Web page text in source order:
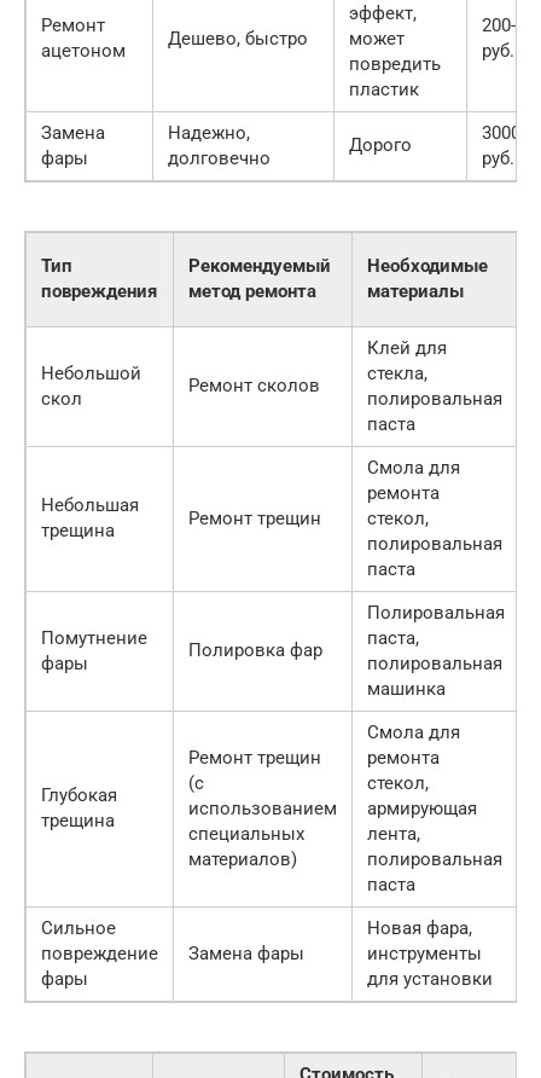
Ремонт
ацетоном
Дешево, быстро
эффект,
может
повредить
пластик
200-
руб.
Замена
фары
Надежно,
долговечно
Дорого
3000-
руб.
Тип
повреждения
Рекомендуемый
метод ремонта
Необходимые
материалы
Небольшой
скол
Ремонт сколов
Клей для
стекла,
полировальная
паста
Небольшая
трещина
Ремонт трещин
Смола для
ремонта
стекол,
полировальная
паста
Помутнение
фары
Полировка фар
Полировальная
паста,
полировальная
машинка
Глубокая
трещина
Ремонт трещин
(с
использованием
специальных
материалов)
Смола для
ремонта
стекол,
армирующая
лента,
полировальная
паста
Сильное
повреждение
фары
Замена фары
Новая фара,
инструменты
для установки